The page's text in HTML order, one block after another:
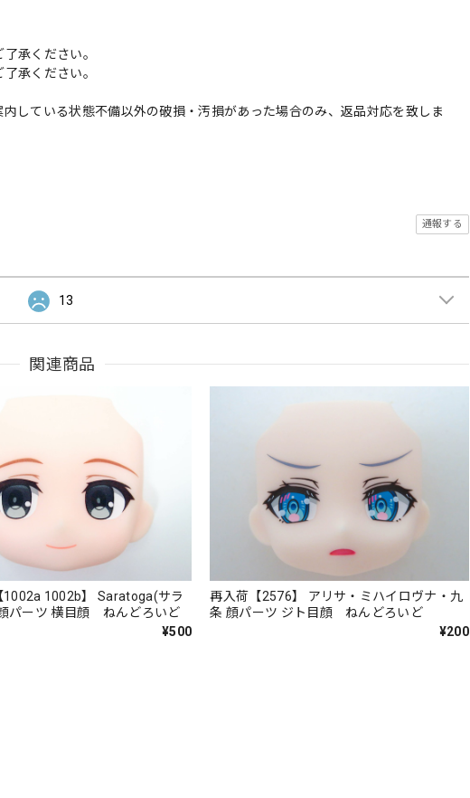
承ください。
承ください。
している状態不備以外の破損・汚損があった場合のみ、返品対応を致しま
通報する
13
関連商品
1002a 1002b】 Saratoga(サラ
顔パーツ 横目顔 ねんどろいど
¥500
再入荷【2576】 アリサ・ミハイロヴナ・九
条 顔パーツ ジト目顔 ねんどろいど
¥200